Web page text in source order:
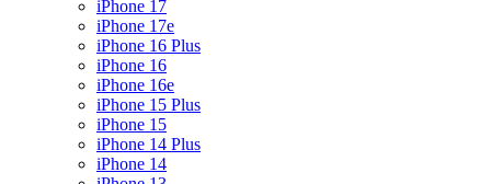
iPhone 17
iPhone 17e
iPhone 16 Plus
iPhone 16
iPhone 16e
iPhone 15 Plus
iPhone 15
iPhone 14 Plus
iPhone 14